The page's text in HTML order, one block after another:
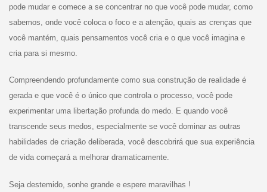
pode mudar e comece a se concentrar no que você pode mudar, como
sabemos, onde você coloca o foco e a atenção, quais as crenças que
você mantém, quais pensamentos você cria e o que você imagina e
cria para si mesmo.
Compreendendo profundamente como sua construção de realidade é
gerada e que você é o único que controla o processo, você pode
experimentar uma libertação profunda do medo. E quando você
transcende seus medos, especialmente se você dominar as outras
habilidades de criação deliberada, você descobrirá que sua experiência
de vida começará a melhorar dramaticamente.
Seja destemido, sonhe grande e espere maravilhas !